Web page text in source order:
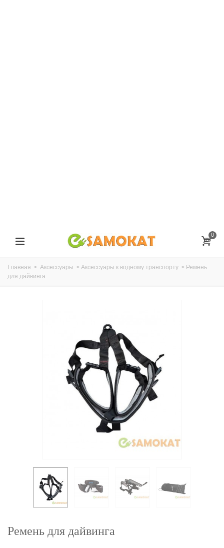
0
Главная > Аксессуары > Аксессуары к водному транспорту > Ремень
для дайвинга
Ремень для дайвинга